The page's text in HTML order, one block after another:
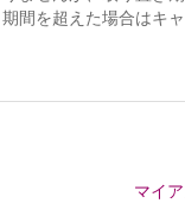
期間を超えた場合はキ
マイ